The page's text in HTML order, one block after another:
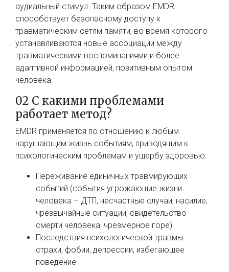
аудиальный стимул. Таким образом EMDR
способствует безопасному доступу к
травматическим сетям памяти, во время которого
устанавливаются новые ассоциации между
травматическими воспоминаниями и более
адаптивной информацией, позитивным опытом
человека.
02 С какими проблемами
работает метод?
EMDR применяется по отношению к любым
нарушающим жизнь событиям, приводящим к
психологическим проблемам и ущербу здоровью:
Переживание единичных травмирующих
событий (события угрожающие жизни
человека – ДТП, несчастные случаи, насилие,
чрезвычайные ситуации, свидетельство
смерти человека, чрезмерное горе)
Последствия психологической травмы –
страхи, фобии, депрессии, избегающее
поведение